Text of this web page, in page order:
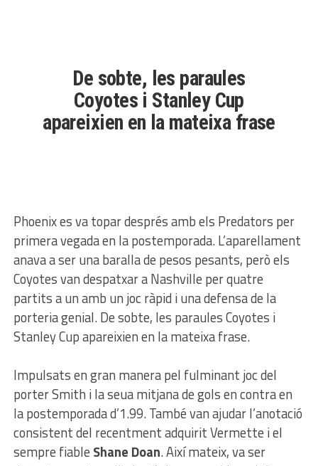
De sobte, les paraules
Coyotes i Stanley Cup
apareixien en la mateixa frase
Phoenix es va topar després amb els Predators per
primera vegada en la postemporada. L’aparellament
anava a ser una baralla de pesos pesants, però els
Coyotes van despatxar a Nashville per quatre
partits a un amb un joc ràpid i una defensa de la
porteria genial. De sobte, les paraules Coyotes i
Stanley Cup apareixien en la mateixa frase.
Impulsats en gran manera pel fulminant joc del
porter Smith i la seua mitjana de gols en contra en
la postemporada d’1.99. També van ajudar l’anotació
consistent del recentment adquirit Vermette i el
sempre fiable Shane Doan. Així mateix, va ser